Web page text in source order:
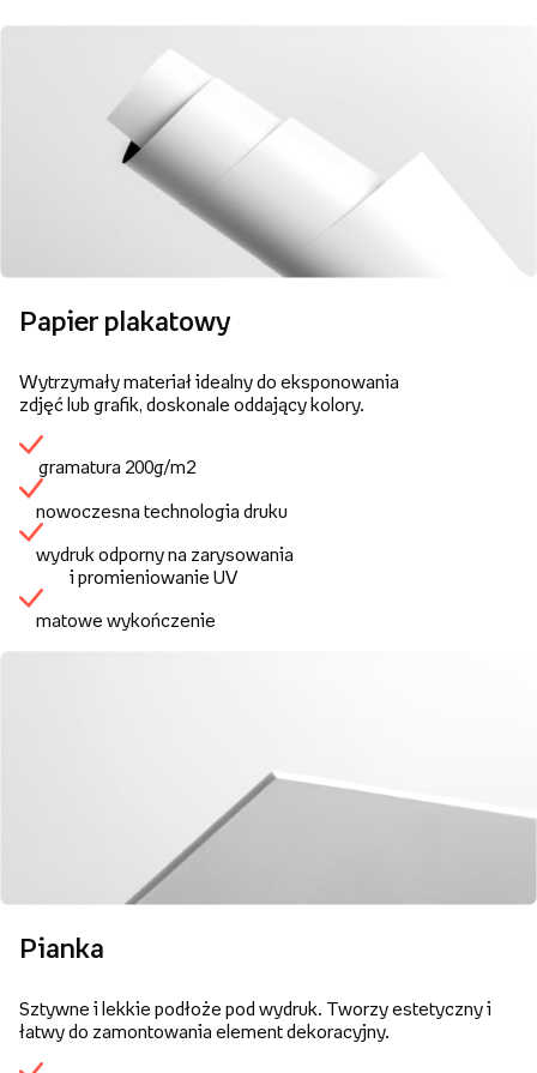
Papier plakatowy
Wytrzymały materiał idealny do eksponowania
zdjęć lub grafik, doskonale oddający kolory.
gramatura 200g/m2
nowoczesna technologia druku
wydruk odporny na zarysowania
i promieniowanie UV
matowe wykończenie
Pianka
Sztywne i lekkie podłoże pod wydruk. Tworzy estetyczny i
łatwy do zamontowania element dekoracyjny.